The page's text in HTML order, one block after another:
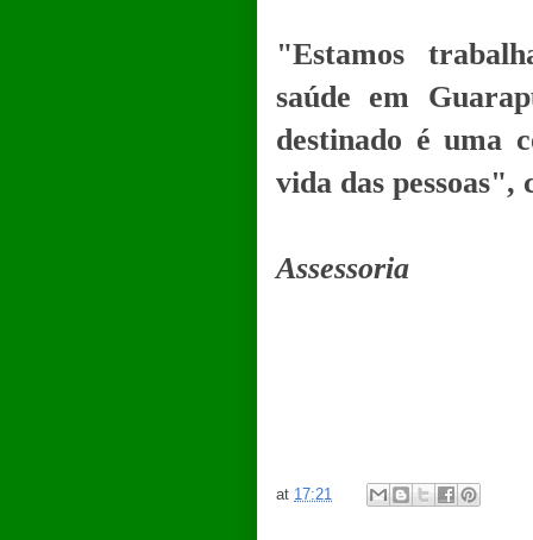
"Estamos
saúde em
destinado é uma
vida das
Assessoria
at 17:21